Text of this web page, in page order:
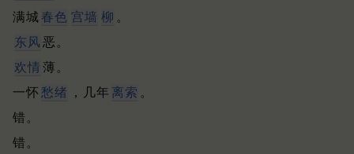
满城 春色 宫墙 柳 。
东风 恶。
欢情 薄。
一怀 愁绪 ，几年 离索 。
错。
错。